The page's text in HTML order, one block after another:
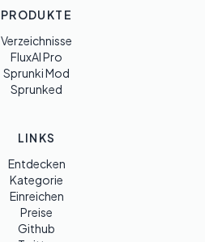
PRODUKTE
Verzeichnisse
FluxAI Pro
Sprunki Mod
Sprunked
LINKS
Entdecken
Kategorie
Einreichen
Preise
Github